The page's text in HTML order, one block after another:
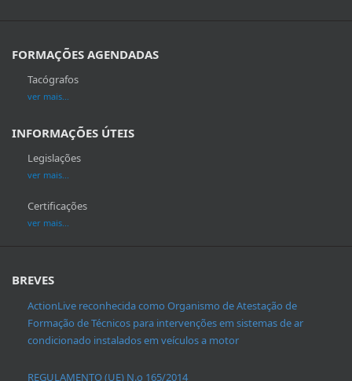
FORMAÇÕES AGENDADAS
Tacógrafos
ver mais...
INFORMAÇÕES ÚTEIS
Legislações
ver mais...
Certificações
ver mais...
BREVES
ActionLive reconhecida como Organismo de Atestação de
Formação de Técnicos para intervenções em sistemas de ar
condicionado instalados em veículos a motor
REGULAMENTO (UE) N.o 165/2014